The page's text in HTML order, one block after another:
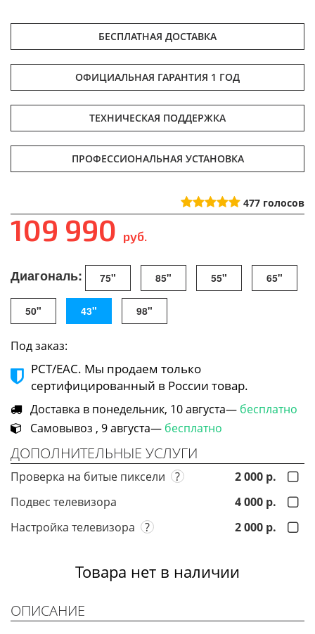
БЕСПЛАТНАЯ ДОСТАВКА
ОФИЦИАЛЬНАЯ ГАРАНТИЯ 1 ГОД
ТЕХНИЧЕСКАЯ ПОДДЕРЖКА
ПРОФЕССИОНАЛЬНАЯ УСТАНОВКА
477 голосов
109 990 руб.
Диагональ: 75" 85" 55" 65"
50" 43" 98"
Под заказ:
РСТ/ЕАС. Мы продаем только
сертифицированный в России товар.
Доставка в понедельник, 10 августа— бесплатно
Самовывоз , 9 августа— бесплатно
ДОПОЛНИТЕЛЬНЫЕ УСЛУГИ
Проверка на битые пиксели ?
2 000 р.
Подвес телевизора
4 000 р.
Настройка телевизора
? 2 000 р.
Товара нет в наличии
ОПИСАНИЕ